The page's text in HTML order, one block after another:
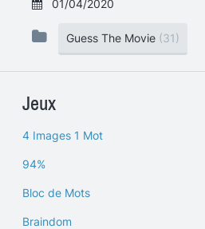
01/04/2020
Guess The Movie (31)
Jeux
4 Images 1 Mot
94%
Bloc de Mots
Braindom